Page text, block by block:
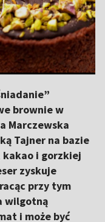
brownie w
Marczewska
Tajner na bazie
i gorzkiej
zyskuje
przy tym
wilgotną
i może być